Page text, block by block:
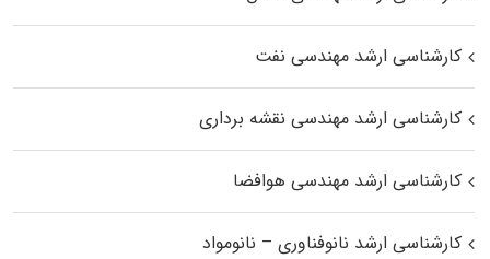
کارشناسی ارشد مهندسی نفت
کارشناسی ارشد مهندسی نقشه برداری
کارشناسی ارشد مهندسی هوافضا
کارشناسی ارشد نانوفناوری – نانومواد